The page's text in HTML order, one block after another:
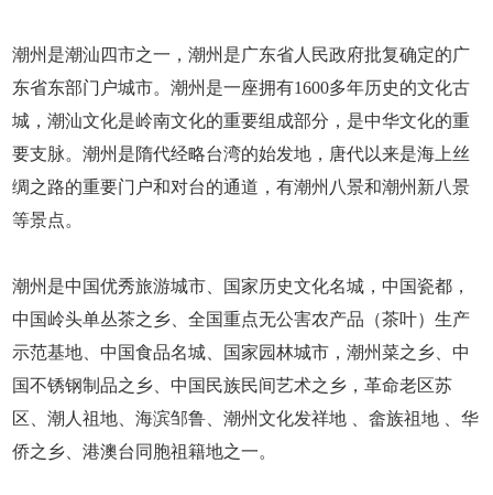
潮州是潮汕四市之一，潮州是广东省人民政府批复确定的广
东省东部门户城市。潮州是一座拥有1600多年历史的文化古
城，潮汕文化是岭南文化的重要组成部分，是中华文化的重
要支脉。潮州是隋代经略台湾的始发地，唐代以来是海上丝
绸之路的重要门户和对台的通道，有潮州八景和潮州新八景
等景点。
潮州是中国优秀旅游城市、国家历史文化名城，中国瓷都，
中国岭头单丛茶之乡、全国重点无公害农产品（茶叶）生产
示范基地、中国食品名城、国家园林城市，潮州菜之乡、中
国不锈钢制品之乡、中国民族民间艺术之乡，革命老区苏
区、潮人祖地、海滨邹鲁、潮州文化发祥地 、畲族祖地 、华
侨之乡、港澳台同胞祖籍地之一。